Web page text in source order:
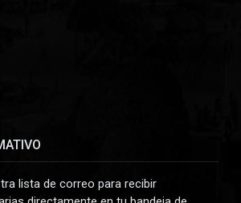
lista de correo para recibir